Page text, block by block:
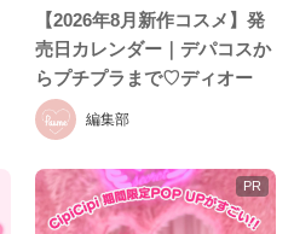
編集部
【2026年8月新作コスメ】発
売日カレンダー｜デパコスか
らプチプラまで♡ディオー
ル、イヴ・サンローラン、ケ
イト、セザンヌほか話題ブラ
ンドまとめ